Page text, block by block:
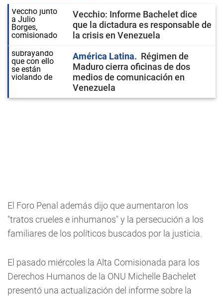
Vecchio: Informe Bachelet dice
que la dictadura es responsable de
la crisis en Venezuela
América Latina
Régimen de
Maduro cierra oficinas de dos
medios de comunicación en
Venezuela
El Foro Penal además dijo que aumentaron los
"tratos crueles e inhumanos" y la persecución a los
familiares de los políticos buscados por la justicia.
El pasado miércoles la Alta Comisionada para los
Derechos Humanos de la ONU Michelle Bachelet
presentó una actualización del informe sobre la